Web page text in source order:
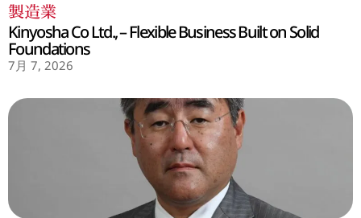
製造業
Kinyosha Co Ltd., – Flexible Business Built on Solid
Foundations
7月 7, 2026